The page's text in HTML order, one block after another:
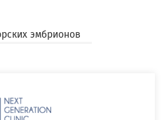
эмбрионов